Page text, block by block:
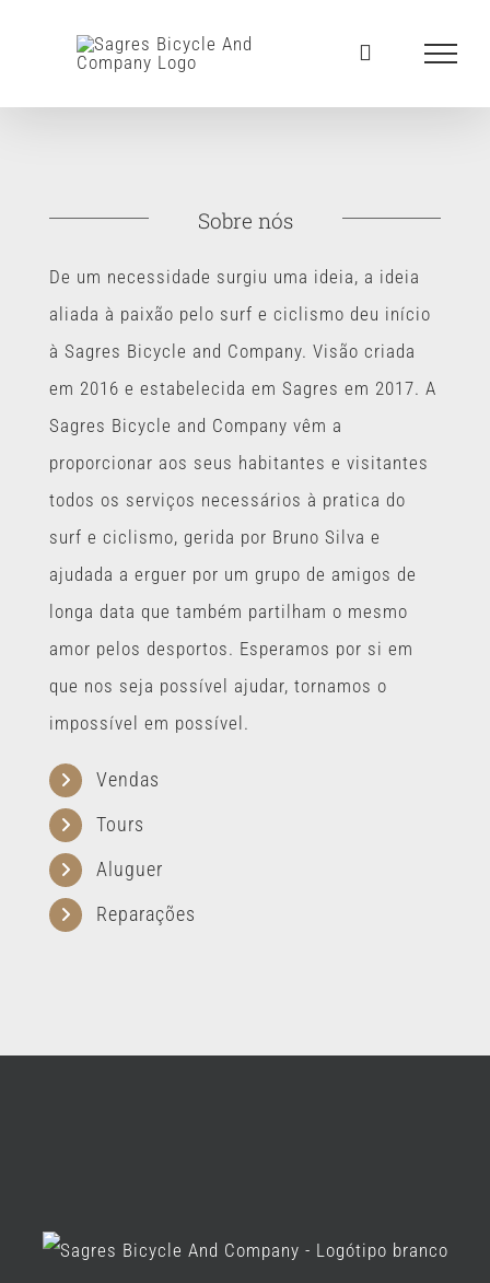
Sobre nós
De um necessidade surgiu uma ideia, a ideia
aliada à paixão pelo surf e ciclismo deu início
à Sagres Bicycle and Company. Visão criada
em 2016 e estabelecida em Sagres em 2017. A
Sagres Bicycle and Company vêm a
proporcionar aos seus habitantes e visitantes
todos os serviços necessários à pratica do
surf e ciclismo, gerida por Bruno Silva e
ajudada a erguer por um grupo de amigos de
longa data que também partilham o mesmo
amor pelos desportos. Esperamos por si em
que nos seja possível ajudar, tornamos o
impossível em possível.
Vendas
Tours
Aluguer
Reparações